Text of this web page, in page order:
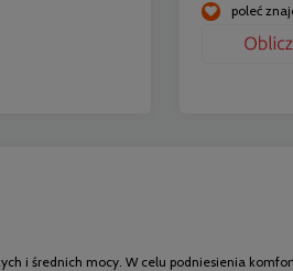
poleć
i średnich mocy. W celu podniesienia